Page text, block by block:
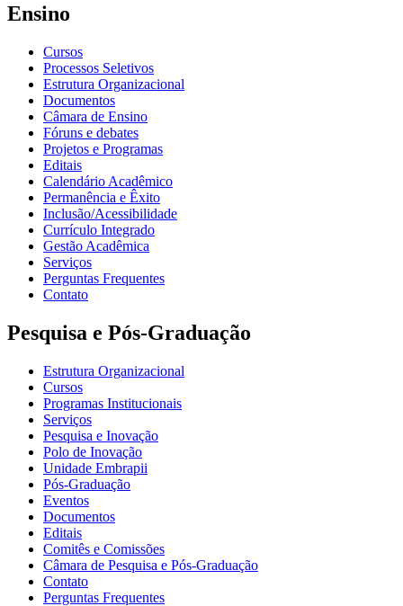
Ensino
Cursos
Processos Seletivos
Estrutura Organizacional
Documentos
Câmara de Ensino
Fóruns e debates
Projetos e Programas
Editais
Calendário Acadêmico
Permanência e Êxito
Inclusão/Acessibilidade
Currículo Integrado
Gestão Acadêmica
Serviços
Perguntas Frequentes
Contato
Pesquisa e Pós-Graduação
Estrutura Organizacional
Cursos
Programas Institucionais
Serviços
Pesquisa e Inovação
Polo de Inovação
Unidade Embrapii
Pós-Graduação
Eventos
Documentos
Editais
Comitês e Comissões
Câmara de Pesquisa e Pós-Graduação
Contato
Perguntas Frequentes